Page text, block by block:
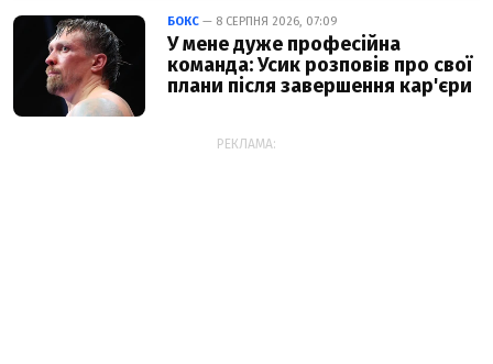
БОКС — 8 СЕРПНЯ 2026, 07:09
У мене дуже професійна
команда: Усик розповів про свої
плани після завершення кар'єри
РЕКЛАМА: